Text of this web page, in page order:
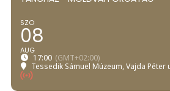
SZO
08
AUG
17:00 (GMT+02:00)
Tessedik Sámuel Múzeum, Vajda Péter